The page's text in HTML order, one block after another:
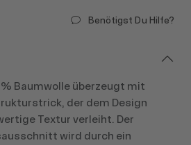
Benötigst Du Hilfe?
Baumwolle überzeugt mit
der dem Design
Textur verleiht. Der
wird durch ein